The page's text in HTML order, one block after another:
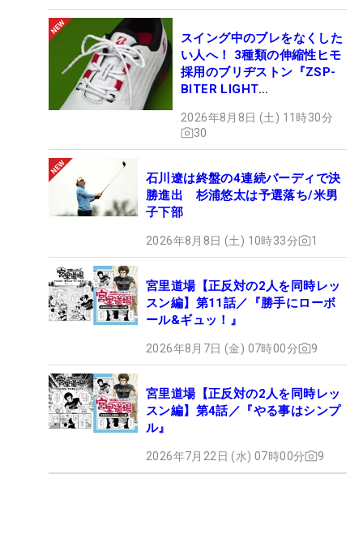
スイング中のブレをなくした
い人へ！ 3種類の伸縮性ヒモ
採用のブリヂストン『ZSP-
BITER LIGHT
ュー
2026年8月8日 (土) 11時30分
30
石川遼は終盤の4連続バーディで決
勝進出 杉浦悠太は予選落ち/米男
子下部
2026年8月8日 (土) 10時33分 1
宮里道場【正反対の2人を同時レッ
スン編】第11話／『勝手にローボ
ール&ギュッ！』
2026年8月7日 (金) 07時00分 9
宮里道場【正反対の2人を同時レッ
スン編】第4話／『やる事はシンプ
ル』
2026年7月22日 (水) 07時00分 9